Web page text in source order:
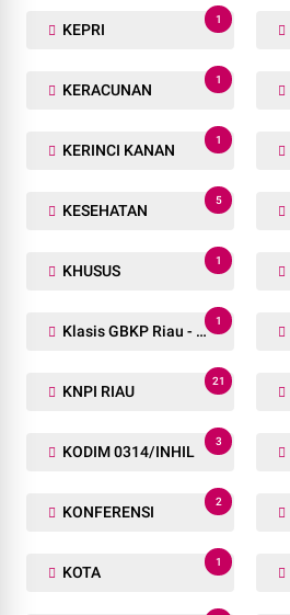
KEPRI
1
KERACUNAN
1
KERINCI KANAN
1
KESEHATAN
5
KHUSUS
1
Klasis GBKP Riau - Sumbar.
1
KNPI RIAU
21
KODIM 0314/INHIL
3
KONFERENSI
2
KOTA
1